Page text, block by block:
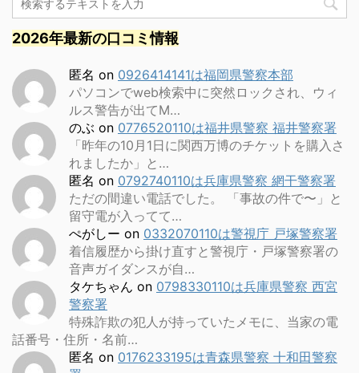
2026年最新の口コミ情報
匿名 on 0926414141は福岡県警察本部
パソコンでweb検索中に突然ロックされ、ウィ
ルス警告が出てM…
のぶ on 0776520110は福井県警察 福井警察署
「昨年の10月1日に関西万博のチケットを購入さ
れましたか」と…
匿名 on 0792740110は兵庫県警察 網干警察署
ただの間違い電話でした。 「事故の件で〜」と
留守電が入ってて…
ぺがしー on 0332070110は警視庁 戸塚警察署
着信履歴から掛け直すと警視庁・戸塚警察署の
音声ガイダンスが自…
タケちゃん on 0798330110は兵庫県警察 西宮
警察署
特殊詐欺の犯人が持っていたメモに、当家の電
話番号・住所・名前…
匿名 on 0176233195は青森県警察 十和田警察